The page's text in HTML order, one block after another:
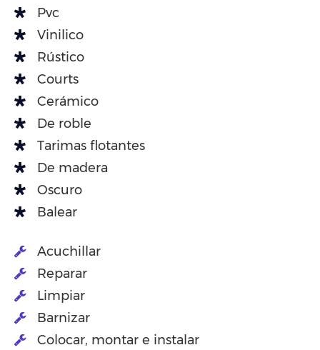
Pvc
Vinilico
Rústico
Courts
Cerámico
De roble
Tarimas flotantes
De madera
Oscuro
Balear
Acuchillar
Reparar
Limpiar
Barnizar
Colocar, montar e instalar